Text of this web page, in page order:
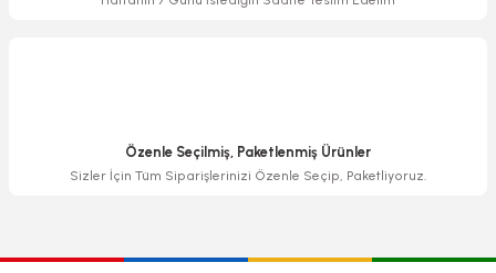
Özenle Seçilmiş, Paketlenmiş Ürünler
Sizler İçin Tüm Siparişlerinizi Özenle Seçip, Paketliyoruz.